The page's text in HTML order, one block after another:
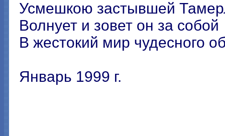
Усмешкою застывшей
Волнует и зовет он за собой
В жестокий мир чудесного
Январь 1999 г.